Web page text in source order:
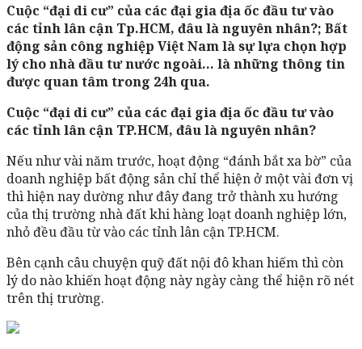
Cuộc “đại di cư” của các đại gia địa ốc đầu tư vào
các tỉnh lân cận Tp.HCM, đâu là nguyên nhân?; Bất
động sản công nghiệp Việt Nam là sự lựa chọn hợp
lý cho nhà đầu tư nước ngoài… là những thông tin
được quan tâm trong 24h qua.
Cuộc “đại di cư” của các đại gia địa ốc đầu tư vào
các tỉnh lân cận TP.HCM, đâu là nguyên nhân?
Nếu như vài năm trước, hoạt động “đánh bắt xa bờ” của
doanh nghiệp bất động sản chỉ thể hiện ở một vài đơn vị
thì hiện nay dường như đây đang trở thành xu hướng
của thị trường nhà đất khi hàng loạt doanh nghiệp lớn,
nhỏ đều đầu từ vào các tỉnh lân cận TP.HCM.
Bên cạnh câu chuyện quỹ đất nội đô khan hiếm thì còn
lý do nào khiến hoạt động này ngày càng thể hiện rõ nét
trên thị trường.